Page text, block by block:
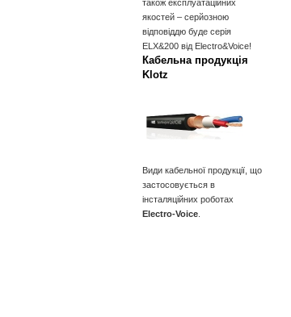
також експлуатаційних
якостей – серйозною
відповіддю буде серія
ELX&200 від Electro&Voice!
Кабельна продукція
Klotz
Види кабельної продукції, що
застосовується в
інсталяційних роботах
Electro-Voice